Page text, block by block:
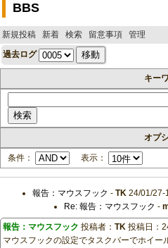
BBS
新規投稿 新着 検索 留意事項 管理
過去ログ
キー
オプ
条件： 表示：
報告：マウスフック - TK24/01/27-
Re: 報告：マウスフック -
報告：マウスフック 投稿者： TK 投稿日：
マウスフックの設定でタスクバーでホイ